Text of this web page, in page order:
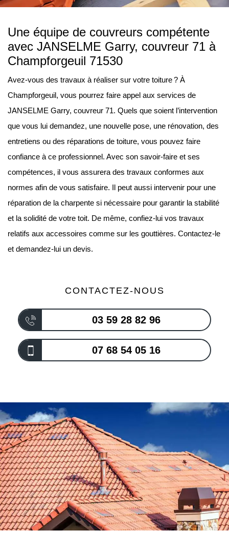
Une équipe de couvreurs compétente
avec JANSELME Garry, couvreur 71 à
Champforgeuil 71530
Avez-vous des travaux à réaliser sur votre toiture ? À
Champforgeuil, vous pourrez faire appel aux services de
JANSELME Garry, couvreur 71. Quels que soient l’intervention
que vous lui demandez, une nouvelle pose, une rénovation, des
entretiens ou des réparations de toiture, vous pouvez faire
confiance à ce professionnel. Avec son savoir-faire et ses
compétences, il vous assurera des travaux conformes aux
normes afin de vous satisfaire. Il peut aussi intervenir pour une
réparation de la charpente si nécessaire pour garantir la stabilité
et la solidité de votre toit. De même, confiez-lui vos travaux
relatifs aux accessoires comme sur les gouttières. Contactez-le
et demandez-lui un devis.
CONTACTEZ-NOUS
03 59 28 82 96
07 68 54 05 16